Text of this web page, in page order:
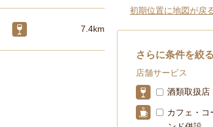
7.4km
初期位置に地図が戻
さらに条件を絞る
店舗サービス
酒類取扱店
カフェ・コ